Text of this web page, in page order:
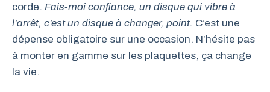
corde. Fais-moi confiance, un disque qui vibre à
l’arrêt, c’est un disque à changer, point. C’est une
dépense obligatoire sur une occasion. N’hésite pas
à monter en gamme sur les plaquettes, ça change
la vie.